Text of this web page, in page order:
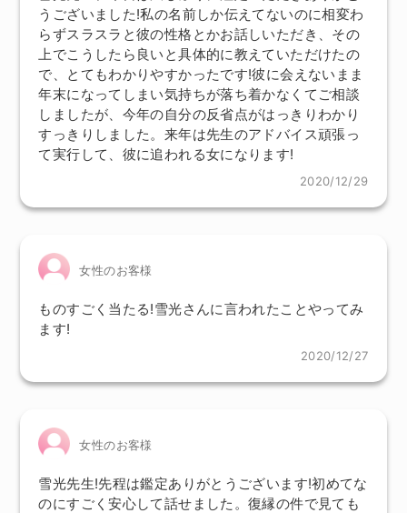
うございました!私の名前しか伝えてないのに相変わ
らずスラスラと彼の性格とかお話しいただき、その
上でこうしたら良いと具体的に教えていただけたの
で、とてもわかりやすかったです!彼に会えないまま
年末になってしまい気持ちが落ち着かなくてご相談
しましたが、今年の自分の反省点がはっきりわかり
すっきりしました。来年は先生のアドバイス頑張っ
て実行して、彼に追われる女になります!
2020/12/29
女性のお客様
ものすごく当たる!雪光さんに言われたことやってみ
ます!
2020/12/27
女性のお客様
雪光先生!先程は鑑定ありがとうございます!初めてな
のにすごく安心して話せました。復縁の件で見ても